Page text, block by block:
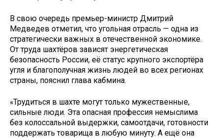
В свою очередь премьер-министр Дмитрий
Медведев отметил, что угольная отрасль — одна из
стратегически важных в отечественной экономике.
От труда шахтёров зависят энергетическая
безопасность России, её статус крупного экспортёра
угля и благополучная жизнь людей во всех регионах
страны, пояснил глава кабмина.
«Трудиться в шахте могут только мужественные,
сильные люди. Эта опасная профессия немыслима
без колоссальной выдержки, самоотдачи, готовности
поддержать товарища в любую минуту. А ещё она